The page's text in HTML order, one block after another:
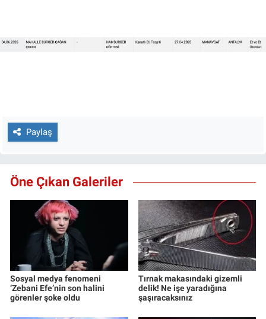
Paylaş
Öne Çıkan Galeriler
Sosyal medya fenomeni
‘Zebani Efe’nin son halini
görenler şoke oldu
Tırnak makasındaki gizemli
delik! Ne işe yaradığına
şaşıracaksınız